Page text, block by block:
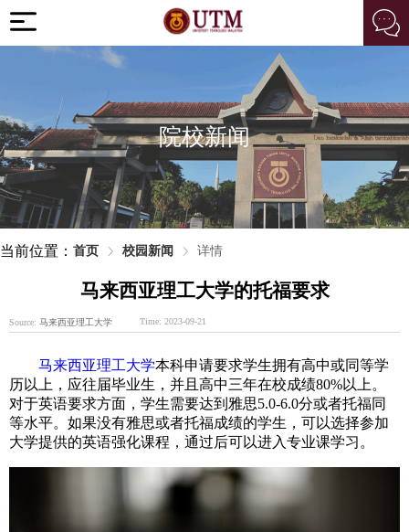
院校新闻
当前位置： 首页 校园新闻 详情
马来西亚理工大学的托福要求
Source: 马来西亚理工大学 Time: 2023-09-21
马来西亚理工大学本科申请要求学生拥有高中或同等学
历以上，应往届毕业生，并且高中三年在校成绩80%以上。
对于英语要求方面，学生需要达到雅思5.0-6.0分或者托福同
等水平。如果没有雅思或者托福成绩的学生，可以选择参加
大学提供的英语强化课程，通过后可以进入专业课学习。